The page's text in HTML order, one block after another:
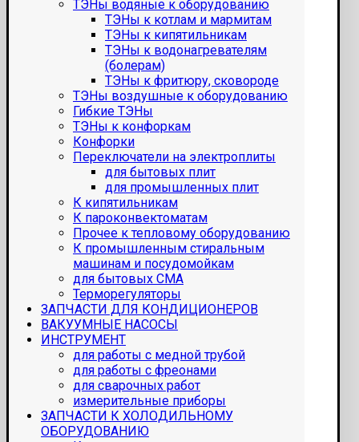
ТЭНы водяные к оборудованию
ТЭНы к котлам и мармитам
ТЭНы к кипятильникам
ТЭНы к водонагревателям
(болерам)
ТЭНы к фритюру, сковороде
ТЭНы воздушные к оборудованию
Гибкие ТЭНы
ТЭНы к конфоркам
Конфорки
Переключатели на электроплиты
для бытовых плит
для промышленных плит
К кипятильникам
К пароконвектоматам
Прочее к тепловому оборудованию
К промышленным стиральным
машинам и посудомойкам
для бытовых СМА
Терморегуляторы
ЗАПЧАСТИ ДЛЯ КОНДИЦИОНЕРОВ
ВАКУУМНЫЕ НАСОСЫ
ИНСТРУМЕНТ
для работы с медной трубой
для работы с фреонами
для сварочных работ
измерительные приборы
ЗАПЧАСТИ К ХОЛОДИЛЬНОМУ
ОБОРУДОВАНИЮ